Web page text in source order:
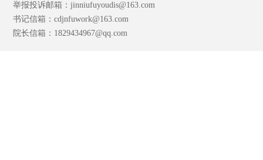
举报投诉邮箱：jinniufuyoudis@163.com
书记信箱：cdjnfuwork@163.com
院长信箱：1829434967@qq.com